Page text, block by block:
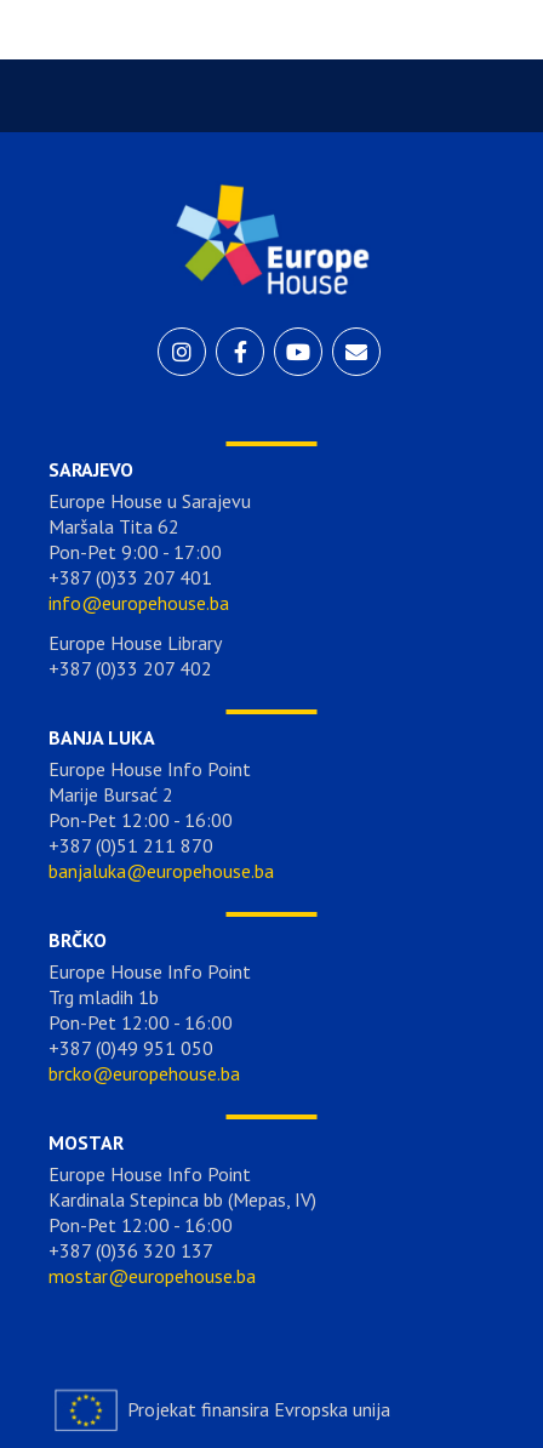
SARAJEVO
Europe House u Sarajevu
Maršala Tita 62
Pon-Pet 9:00 - 17:00
+387 (0)33 207 401
info@europehouse.ba
Europe House Library
+387 (0)33 207 402
BANJA LUKA
Europe House Info Point
Marije Bursać 2
Pon-Pet 12:00 - 16:00
+387 (0)51 211 870
banjaluka@europehouse.ba
BRČKO
Europe House Info Point
Trg mladih 1b
Pon-Pet 12:00 - 16:00
+387 (0)49 951 050
brcko@europehouse.ba
MOSTAR
Europe House Info Point
Kardinala Stepinca bb (Mepas, IV)
Pon-Pet 12:00 - 16:00
+387 (0)36 320 137
mostar@europehouse.ba
Projekat finansira Evropska unija